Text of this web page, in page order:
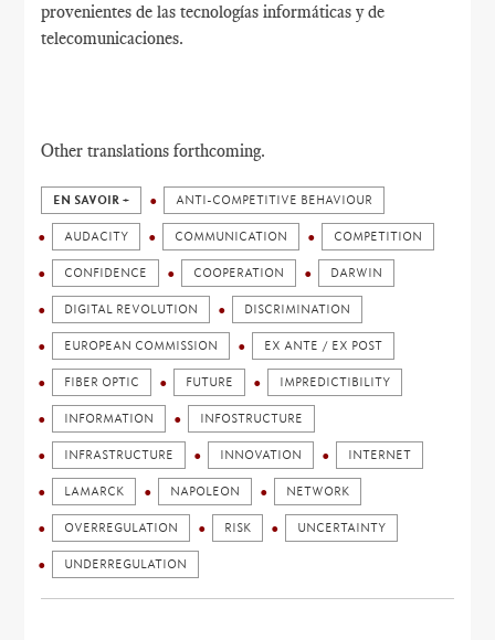
provenientes de las tecnologías informáticas y de
telecomunicaciones.
Other translations forthcoming.
EN SAVOIR + ANTI-COMPETITIVE BEHAVIOUR
AUDACITY COMMUNICATION COMPETITION
CONFIDENCE COOPERATION DARWIN
DIGITAL REVOLUTION DISCRIMINATION
EUROPEAN COMMISSION EX ANTE / EX POST
FIBER OPTIC FUTURE IMPREDICTIBILITY
INFORMATION INFOSTRUCTURE
INFRASTRUCTURE INNOVATION INTERNET
LAMARCK NAPOLEON NETWORK
OVERREGULATION RISK UNCERTAINTY
UNDERREGULATION